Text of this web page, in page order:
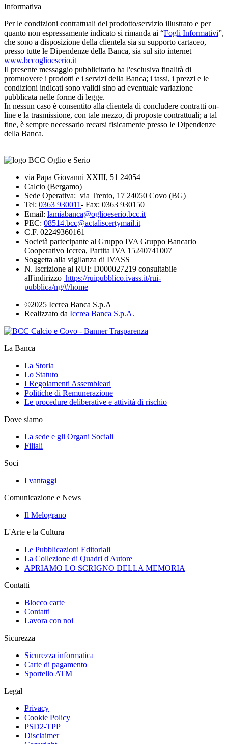
Informativa
Per le condizioni contrattuali del prodotto/servizio illustrato e per
quanto non espressamente indicato si rimanda ai “Fogli Informativi”,
che sono a disposizione della clientela sia su supporto cartaceo,
presso tutte le Dipendenze della Banca, sia sul sito internet
www.bccoglioeserio.it
Il presente messaggio pubblicitario ha l'esclusiva finalità di
promuovere i prodotti e i servizi della Banca; i tassi, i prezzi e le
condizioni indicati sono validi sino ad eventuale variazione
pubblicata nelle forme di legge.
In nessun caso è consentito alla clientela di concludere contratti on-
line e la trasmissione, con tale mezzo, di proposte contrattuali; a tal
fine, è sempre necessario recarsi fisicamente presso le Dipendenze
della Banca.
via Papa Giovanni XXIII, 51 24054
Calcio (Bergamo)
Sede Operativa: via Trento, 17 24050 Covo (BG)
Tel: 0363 930011- Fax: 0363 930150
Email: lamiabanca@oglioeserio.bcc.it
PEC: 08514.bcc@actaliscertymail.it
C.F. 02249360161
Società partecipante al Gruppo IVA Gruppo Bancario
Cooperativo Iccrea, Partita IVA 15240741007
Soggetta alla vigilanza di IVASS
N. Iscrizione al RUI: D000027219 consultabile
all'indirizzo https://ruipubblico.ivass.it/rui-
pubblica/ng/#/home
©2025 Iccrea Banca S.p.A
Realizzato da Iccrea Banca S.p.A.
La Banca
La Storia
Lo Statuto
I Regolamenti Assembleari
Politiche di Remunerazione
Le procedure deliberative e attività di rischio
Dove siamo
La sede e gli Organi Sociali
Filiali
Soci
I vantaggi
Comunicazione e News
Il Melograno
L'Arte e la Cultura
Le Pubblicazioni Editoriali
La Collezione di Quadri d'Autore
APRIAMO LO SCRIGNO DELLA MEMORIA
Contatti
Blocco carte
Contatti
Lavora con noi
Sicurezza
Sicurezza informatica
Carte di pagamento
Sportello ATM
Legal
Privacy
Cookie Policy
PSD2-TPP
Disclaimer